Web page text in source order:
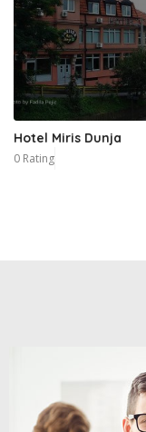
Hotel Miris Dunja
0 Rating